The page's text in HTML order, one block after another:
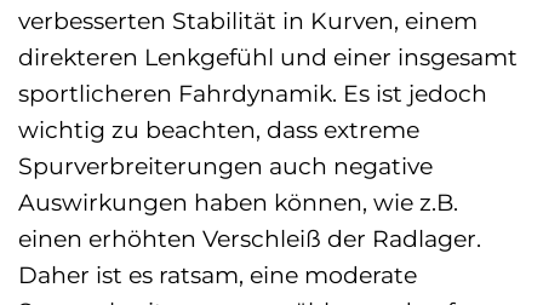
verbesserten Stabilität in Kurven, einem
direkteren Lenkgefühl und einer insgesamt
sportlicheren Fahrdynamik. Es ist jedoch
wichtig zu beachten, dass extreme
Spurverbreiterungen auch negative
Auswirkungen haben können, wie z.B.
einen erhöhten Verschleiß der Radlager.
Daher ist es ratsam, eine moderate